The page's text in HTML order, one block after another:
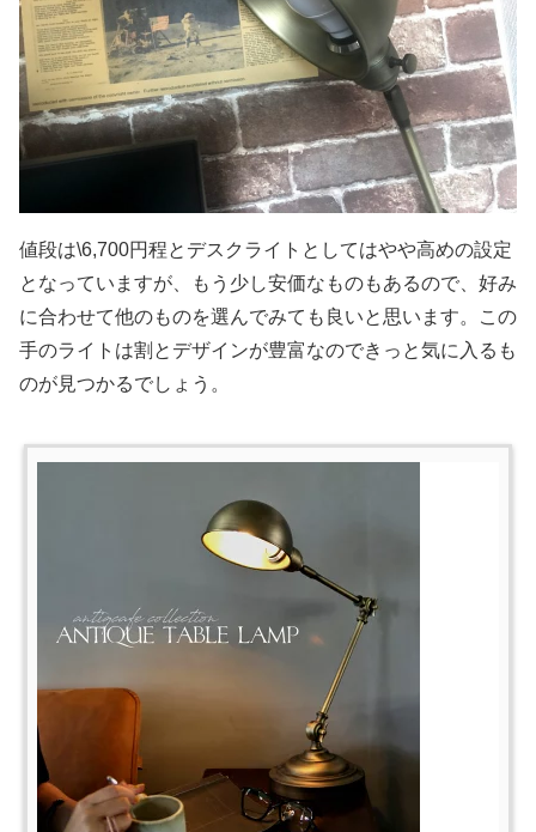
値段は\6,700円程とデスクライトとしてはやや高めの設定
となっていますが、もう少し安価なものもあるので、好み
に合わせて他のものを選んでみても良いと思います。この
手のライトは割とデザインが豊富なのできっと気に入るも
のが見つかるでしょう。